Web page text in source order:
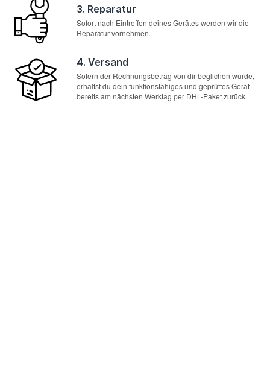
3. Reparatur
Sofort nach Eintreffen deines Gerätes werden wir die
Reparatur vornehmen.
4. Versand
Sofern der Rechnungsbetrag von dir beglichen wurde,
erhältst du dein funktionsfähiges und geprüftes Gerät
bereits am nächsten Werktag per DHL-Paket zurück.